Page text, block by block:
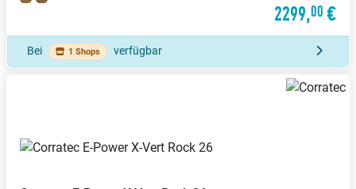
2299,00 €
Bei 1 Shops verfügbar